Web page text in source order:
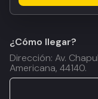
¿Cómo llegar?
Dirección: Av.
Americana, 44140.